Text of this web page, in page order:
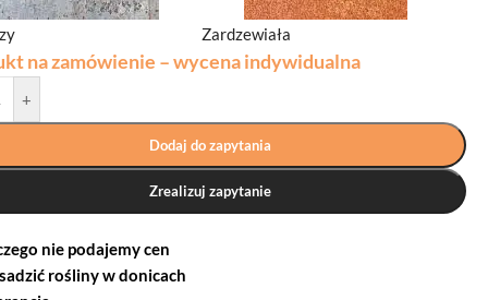
Zardzewiała
na zamówienie – wycena indywidualna
+
Dodaj do zapytania
Zrealizuj zapytanie
nie podajemy cen
rośliny w donicach